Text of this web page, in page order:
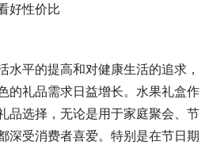
好性价比
水平的提高和对健康生活的追求，
的礼品需求日益增长。水果礼盒作
品选择，无论是用于家庭聚会、节
深受消费者喜爱。特别是在节日期